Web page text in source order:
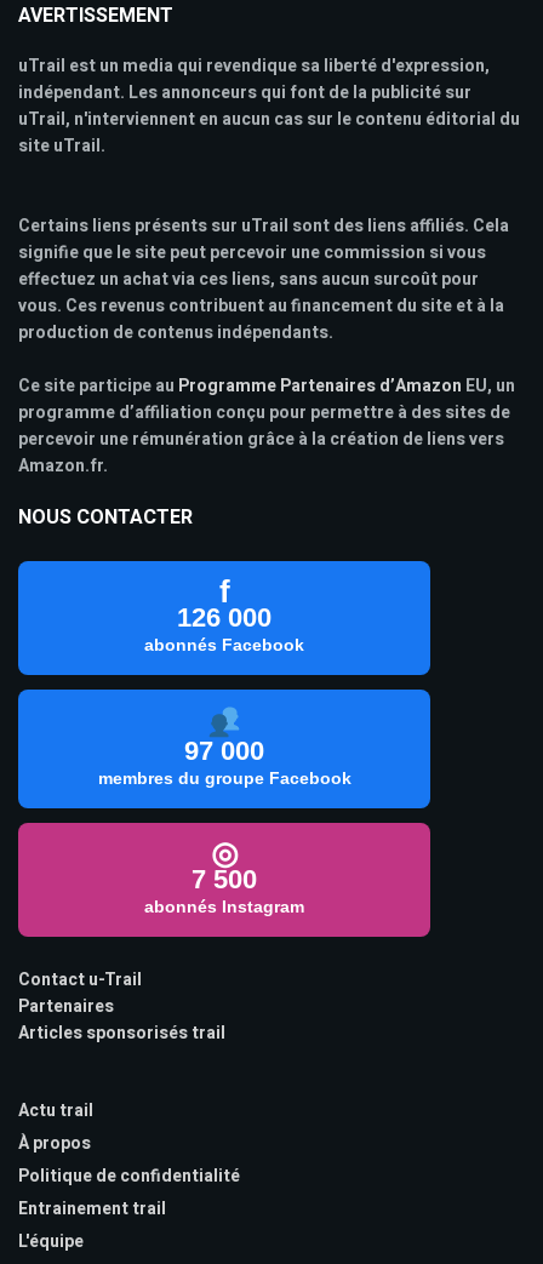
AVERTISSEMENT
uTrail est un media qui revendique sa liberté d'expression,
indépendant. Les annonceurs qui font de la publicité sur
uTrail, n'interviennent en aucun cas sur le contenu éditorial du
site uTrail.
Certains liens présents sur uTrail sont des liens affiliés. Cela
signifie que le site peut percevoir une commission si vous
effectuez un achat via ces liens, sans aucun surcoût pour
vous. Ces revenus contribuent au financement du site et à la
production de contenus indépendants.
Ce site participe au Programme Partenaires d’Amazon EU, un
programme d’affiliation conçu pour permettre à des sites de
percevoir une rémunération grâce à la création de liens vers
Amazon.fr.
NOUS CONTACTER
f
126 000
abonnés Facebook
97 000
membres du groupe Facebook
◎
7 500
abonnés Instagram
Contact u-Trail
Partenaires
Articles sponsorisés trail
Actu trail
À propos
Politique de confidentialité
Entrainement trail
L'équipe